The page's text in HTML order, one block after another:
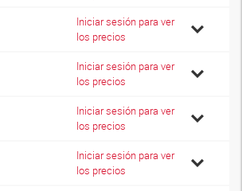
Iniciar sesión para ver
los precios
Iniciar sesión para ver
los precios
Iniciar sesión para ver
los precios
Iniciar sesión para ver
los precios